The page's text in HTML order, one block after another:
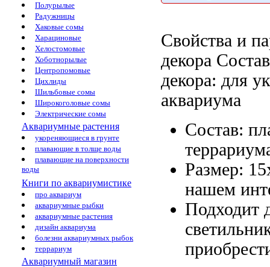
Полурылые
Радужницы
Хаковые сомы
Харациновые
Хелостомовые
Хоботнорылые
Центропомовые
Цихлиды
Шильбовые сомы
Широкоголовые сомы
Электрические сомы
Аквариумные растения
укореняющиеся в грунте
плавающие в толще воды
плавающие на поверхности
воды
Книги по аквариумистике
про аквариум
аквариумные рыбки
аквариумные растения
дизайн аквариума
болезни аквариумных рыбок
террариум
Аквариумный магазин
Свойства и
декора Состав
декора: для
аквариума
Состав:
Размер:
нашем
Подходит